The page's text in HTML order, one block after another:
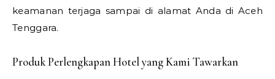
keamanan terjaga sampai di alamat Anda di Aceh
Tenggara.
Produk Perlengkapan Hotel yang Kami Tawarkan